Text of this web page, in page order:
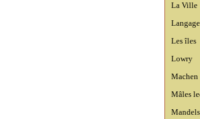
La Ville
Les îles
Lowry
Machen
Mâles